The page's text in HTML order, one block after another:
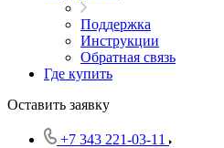
Поддержка
Инструкции
Обратная связь
Где купить
Оставить заявку
+7 343 221-03-11